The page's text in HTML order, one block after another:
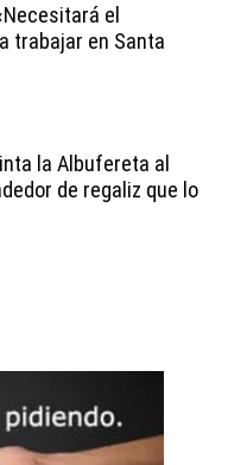
el
trabajar en Santa
la Albufereta al
de regaliz que lo